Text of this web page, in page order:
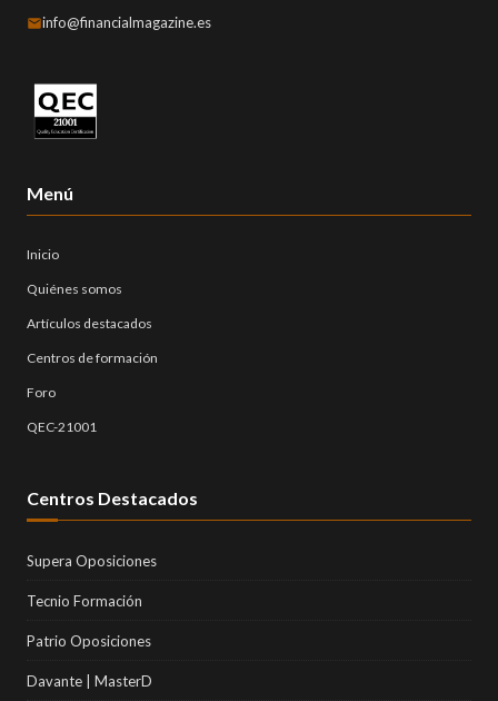
info@financialmagazine.es
Menú
Inicio
Quiénes somos
Artículos destacados
Centros de formación
Foro
QEC-21001
Centros Destacados
Supera Oposiciones
Tecnio Formación
Patrio Oposiciones
Davante | MasterD